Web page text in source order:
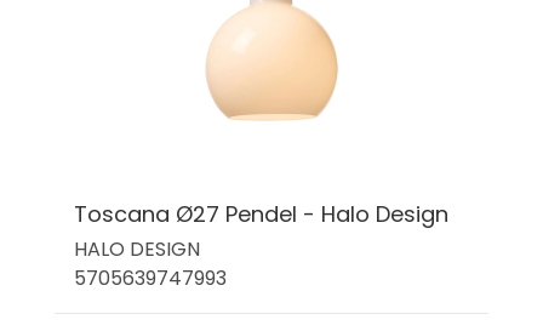
Toscana Ø27 Pendel - Halo Design
HALO DESIGN
5705639747993